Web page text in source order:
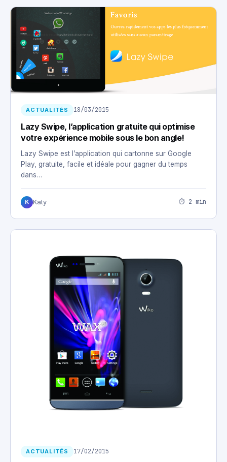
ACTUALITÉS 18/03/2015
Lazy Swipe, l’application gratuite qui optimise
votre expérience mobile sous le bon angle!
Lazy Swipe est l’application qui cartonne sur Google
Play, gratuite, facile et idéale pour gagner du temps
dans…
K Katy ⏱ 2 min
ACTUALITÉS 17/02/2015